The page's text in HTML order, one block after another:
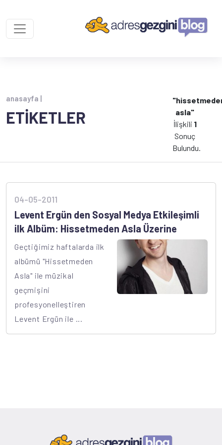
anasayfa |
ETİKETLER
asla"
İlişkili 1
Sonuç
Bulundu.
04-05-2011
Levent Ergün den Sosyal Medya Etkileşimli
ilk Albüm: Hissetmeden Asla Üzerine
Geçtiğimiz haftalarda ilk
albümü "Hissetmeden
Asla" ile müzikal
geçmişini
profesyonelleştiren
Levent Ergün ile ...